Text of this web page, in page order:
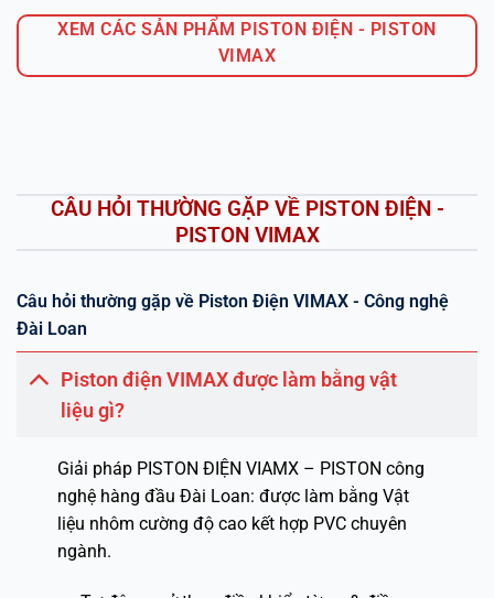
XEM CÁC SẢN PHẨM PISTON ĐIỆN - PISTON
VIMAX
CÂU HỎI THƯỜNG GẶP VỀ PISTON ĐIỆN -
PISTON VIMAX
Câu hỏi thường gặp về Piston Điện VIMAX - Công nghệ
Đài Loan
Piston điện VIMAX được làm bằng vật
liệu gì?
Giải pháp PISTON ĐIỆN VIAMX – PISTON công
nghệ hàng đầu Đài Loan: được làm bằng Vật
liệu nhôm cường độ cao kết hợp PVC chuyên
ngành.